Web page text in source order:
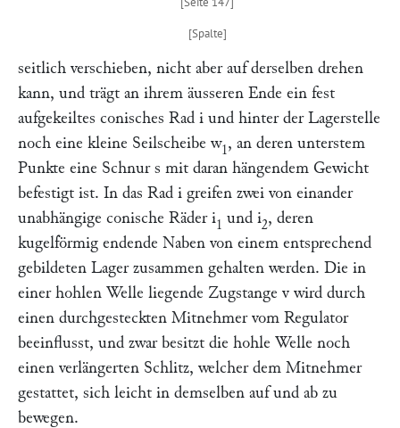
seitlich verschieben, nicht aber auf derselben drehen
kann, und trägt an ihrem äusseren Ende ein fest
aufgekeiltes conisches Rad i und hinter der Lagerstelle
noch eine kleine Seilscheibe w1, an deren unterstem
Punkte eine Schnur s mit daran hängendem Gewicht
befestigt ist. In das Rad i greifen zwei von einander
unabhängige conische Räder i1 und i2, deren
kugelförmig endende Naben von einem entsprechend
gebildeten Lager zusammen gehalten werden. Die in
einer hohlen Welle liegende Zugstange v wird durch
einen durchgesteckten Mitnehmer vom Regulator
beeinflusst, und zwar besitzt die hohle Welle noch
einen verlängerten Schlitz, welcher dem Mitnehmer
gestattet, sich leicht in demselben auf und ab zu
bewegen.